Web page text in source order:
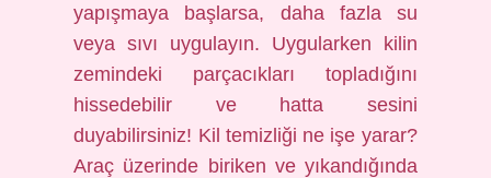
yapışmaya başlarsa, daha fazla su
veya sıvı uygulayın. Uygularken kilin
zemindeki parçacıkları topladığını
hissedebilir ve hatta sesini
duyabilirsiniz! Kil temizliği ne işe yarar?
Araç üzerinde biriken ve yıkandığında